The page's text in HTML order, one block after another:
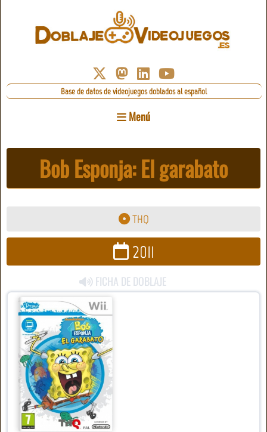
Base de datos de videojuegos doblados al español
Menú
Bob Esponja: El garabato
THQ
2011
FICHA DE DOBLAJE